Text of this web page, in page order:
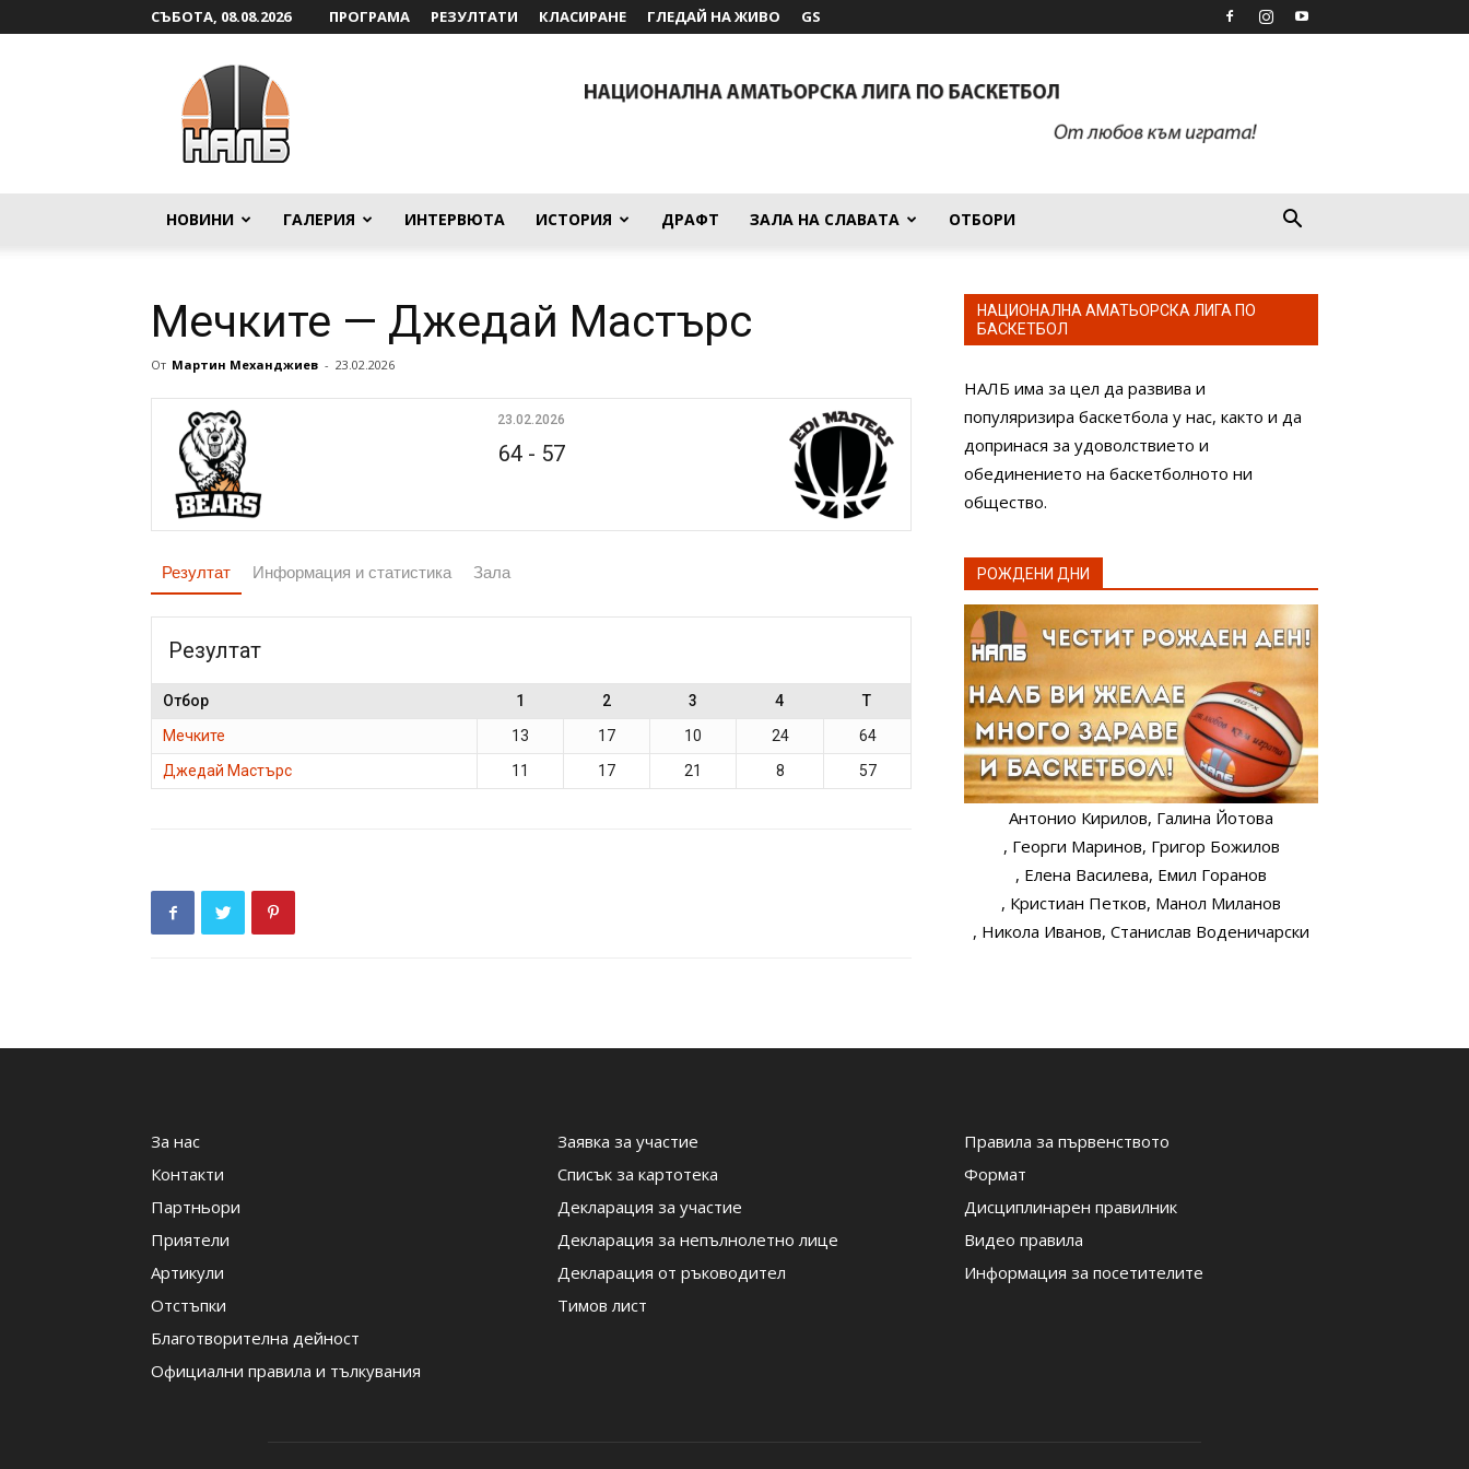
СЪБОТА, 08.08.2026 ПРОГРАМА РЕЗУЛТАТИ КЛАСИРАНЕ ГЛЕДАЙ НА ЖИВО GS
НОВИНИ ГАЛЕРИЯ ИНТЕРВЮТА ИСТОРИЯ ДРАФТ ЗАЛА НА СЛАВАТА ОТБОРИ
Мечките — Джедай Мастърс
От Мартин Механджиев - 23.02.2026
23.02.2026
64- 57
Резултат Информация и статистика Зала
Резултат
Отбор 1 2 3 4
T
Мечките
13 17 10 24
64
Джедай Мастърс
11 17 21 8 57
НАЦИОНАЛНА АМАТЬОРСКА ЛИГА ПО
БАСКЕТБОЛ
НАЛБ има за цел да развива и
популяризира баскетбола у нас, както и да
допринася за удоволствието и
обединението на баскетболното ни
общество.
РОЖДЕНИ ДНИ
Антонио Кирилов, Галина Йотова
, Георги Маринов, Григор Божилов
, Елена Василева, Емил Горанов
, Кристиан Петков, Манол Миланов
, Никола Иванов, Станислав Воденичарски
За нас
Контакти
Партньори
Приятели
Артикули
Отстъпки
Благотворителна дейност
Официални правила и тълкувания
Заявка за участие
Списък за картотека
Декларация за участие
Декларация за непълнолетно лице
Декларация от ръководител
Тимов лист
Правила за първенството
Формат
Дисциплинарен правилник
Видео правила
Информация за посетителите